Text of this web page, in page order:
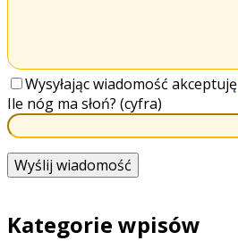
Wysyłając wiadomość akceptuję
Ile nóg ma słoń? (cyfra)
Kategorie wpisów